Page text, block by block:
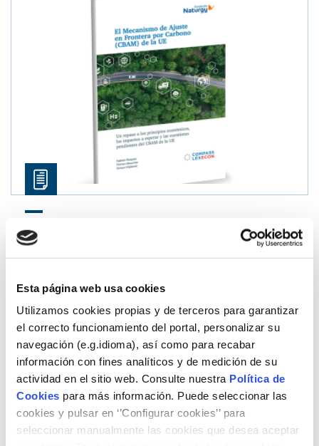
Esta página web usa cookies
Utilizamos cookies propias y de terceros para garantizar
el correcto funcionamiento del portal, personalizar su
navegación (e.g.idioma), así como para recabar
información con fines analíticos y de medición de su
actividad en el sitio web. Consulte nuestra Política de
Cookies para más información. Puede seleccionar las
cookies y pulsar en ‘’Configurar cookies’’ para
seleccionar manualmente las cookies que desea aceptar
Compass Lexecon
El Mecanisme d’Ajust
a Frontera per Carboni (CBAM) de la UE